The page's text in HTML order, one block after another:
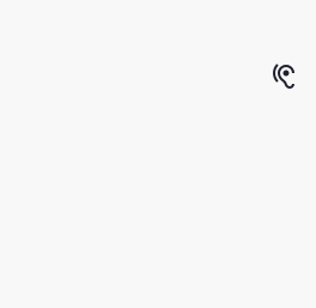
hearing